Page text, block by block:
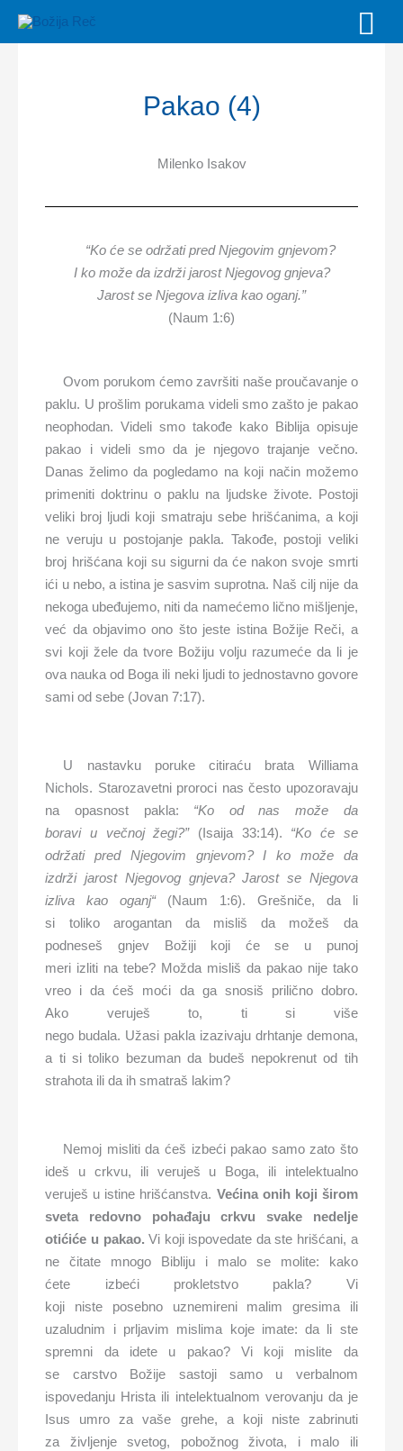
Pakao (4)
Milenko Isakov
“Ko će se održati pred Njegovim gnjevom?
I ko može da izdrži jarost Njegovog gnjeva?
Jarost se Njegova izliva kao oganj.”
(Naum 1:6)
Ovom porukom ćemo završiti naše proučavanje o
paklu. U prošlim porukama videli smo zašto je pakao
neophodan. Videli smo takođe kako Biblija opisuje
pakao i videli smo da je njegovo trajanje večno.
Danas želimo da pogledamo na koji način možemo
primeniti doktrinu o paklu na ljudske živote. Postoji
veliki broj ljudi koji smatraju sebe hrišćanima, a koji
ne veruju u postojanje pakla. Takođe, postoji veliki
broj hrišćana koji su sigurni da će nakon svoje smrti
ići u nebo, a istina je sasvim suprotna. Naš cilj nije da
nekoga ubeđujemo, niti da namećemo lično mišljenje,
već da objavimo ono što jeste istina Božije Reči, a
svi koji žele da tvore Božiju volju razumeće da li je
ova nauka od Boga ili neki ljudi to jednostavno govore
sami od sebe (Jovan 7:17).
U nastavku poruke citiraću brata Williama
Nichols. Starozavetni proroci nas često upozoravaju
na opasnost pakla: “Ko od nas može da
boraviu večnoj žegi?”(Isaija 33:14). “Ko će se
održati pred Njegovim gnjevom? I ko može da
izdržijarost Njegovog gnjeva?Jarost se Njegova
izliva kao oganj“(Naum 1:6). Grešniče, da li
si toliko arogantan da misliš da možeš da
podneseš gnjev Božiji koji će se u punoj
meri izliti na tebe? Možda misliš da pakao nije tako
vreo i da ćeš moći da ga snosiš prilično dobro.
Ako veruješ to, ti si više
nego budala. Užasi pakla izazivaju drhtanje demona,
a ti si toliko bezuman da budeš nepokrenut od tih
strahota ili da ih smatraš lakim?
Nemoj misliti da ćeš izbeći pakao samo zato što
ideš u crkvu, ili veruješ u Boga, ili intelektualno
veruješ u istine hrišćanstva. Većina onih koji širom
sveta redovno pohađaju crkvu svake nedelje
otićiće u pakao.Vi koji ispovedate da ste hrišćani, a
ne čitate mnogo Bibliju i malo se molite: kako
ćete izbeći prokletstvo pakla? Vi
koji niste posebno uznemireni malim gresima ili
uzaludnim i prljavim mislima koje imate: da li ste
spremni da idete u pakao? Vi koji mislite da
se carstvo Božije sastoji samo u verbalnom
ispovedanju Hrista ili intelektualnom verovanju da je
Isus umro za vaše grehe, a koji niste zabrinuti
za življenje svetog, pobožnog života, i malo ili